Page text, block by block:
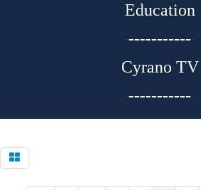
Education
-----------
Cyrano TV
-----------